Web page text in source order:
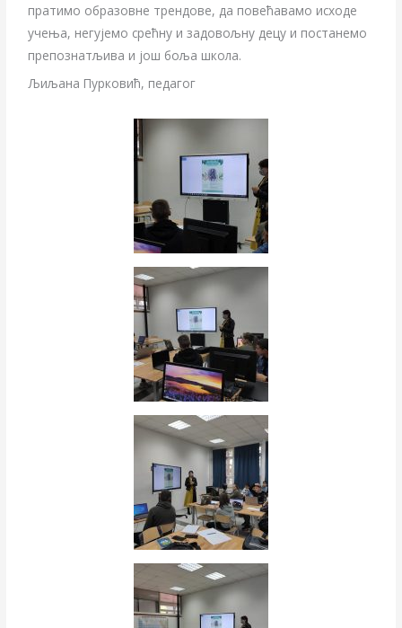
пратимо образовне трендове, да повећавамо исходе
учења, негујемо срећну и задовољну децу и постанемо
препознатљива и још боља школа.
Љиљана Пурковић, педагог